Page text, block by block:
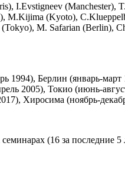
(Manchester),
M.Kijima (Kyoto),
M. Safarian (Berlin),
1994), Берлин (январь-
2005), Токио (июнь-
Хиросима (ноябрь-
(16 за последние